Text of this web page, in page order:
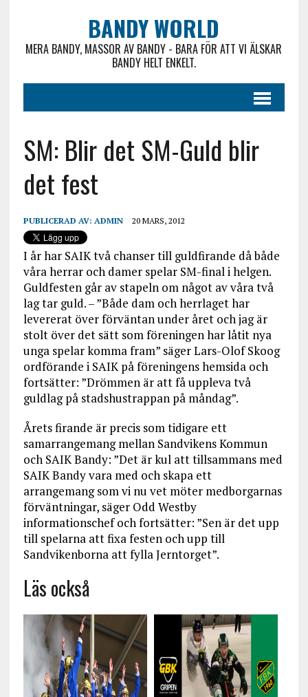
BANDY WORLD
MERA BANDY, MASSOR AV BANDY - BARA FÖR ATT VI ÄLSKAR
BANDY HELT ENKELT.
SM: Blir det SM-Guld blir
det fest
PUBLICERAD AV: ADMIN 20 MARS, 2012
I år har SAIK två chanser till guldfirande då både
våra herrar och damer spelar SM-final i helgen.
Guldfesten går av stapeln om något av våra två
lag tar guld. – ”Både dam och herrlaget har
levererat över förväntan under året och jag är
stolt över det sätt som föreningen har låtit nya
unga spelar komma fram” säger Lars-Olof Skoog
ordförande i SAIK på föreningens hemsida och
fortsätter: ”Drömmen är att få uppleva två
guldlag på stadshustrappan på måndag”.
Årets firande är precis som tidigare ett
samarrangemang mellan Sandvikens Kommun
och SAIK Bandy: ”Det är kul att tillsammans med
SAIK Bandy vara med och skapa ett
arrangemang som vi nu vet möter medborgarnas
förväntningar, säger Odd Westby
informationschef och fortsätter: ”Sen är det upp
till spelarna att fixa festen och upp till
Sandvikenborna att fylla Jerntorget”.
Läs också